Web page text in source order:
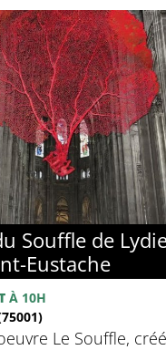
Souffle de
Eustache
À 10H
Le Souffle,